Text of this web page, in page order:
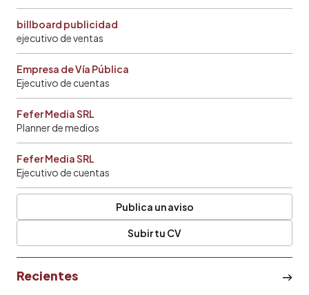
billboard publicidad
ejecutivo de ventas
Empresa de Vía Pública
Ejecutivo de cuentas
Fefer Media SRL
Planner de medios
Fefer Media SRL
Ejecutivo de cuentas
Publica un aviso
Subir tu CV
Recientes